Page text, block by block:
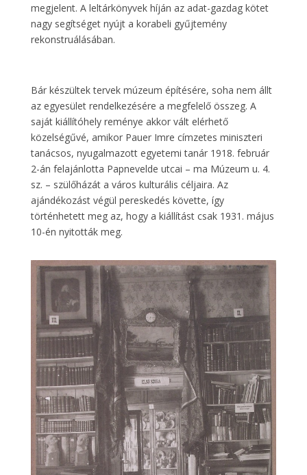
megjelent. A leltárkönyvek híján az adat-gazdag kötet
nagy segítséget nyújt a korabeli gyűjtemény
rekonstruálásában.
Bár készültek tervek múzeum építésére, soha nem állt
az egyesület rendelkezésére a megfelelő összeg. A
saját kiállítóhely reménye akkor vált elérhető
közelségűvé, amikor Pauer Imre címzetes miniszteri
tanácsos, nyugalmazott egyetemi tanár 1918. február
2-án felajánlotta Papnevelde utcai – ma Múzeum u. 4.
sz. – szülőházát a város kulturális céljaira. Az
ajándékozást végül pereskedés követte, így
történhetett meg az, hogy a kiállítást csak 1931. május
10-én nyitották meg.